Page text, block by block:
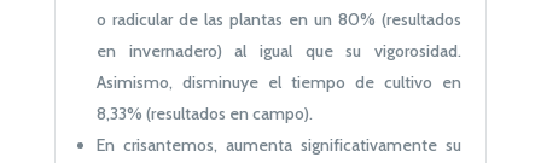
o radicular de las plantas en un 80% (resultados
en invernadero) al igual que su vigorosidad.
Asimismo, disminuye el tiempo de cultivo en
8,33% (resultados en campo).
En crisantemos, aumenta significativamente su